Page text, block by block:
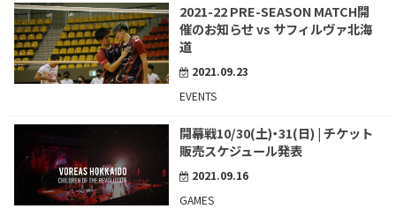
2021-22 PRE-SEASON MATCH開
催のお知らせ vs サフィルヴァ北海
道
2021.09.23
EVENTS
開幕戦10/30(土)・31(日) | チケット
販売スケジュール発表
2021.09.16
GAMES